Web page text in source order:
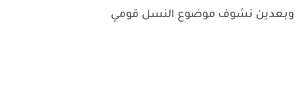
وبعدين نشوف موضوع النسل قومي